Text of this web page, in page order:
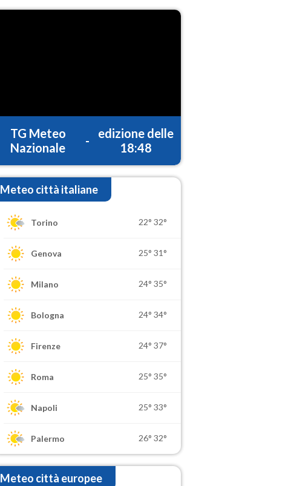
TG Meteo
Nazionale
-
edizione delle
18:48
Meteo città italiane
Torino 22° 32°
Genova 25° 31°
Milano 24° 35°
Bologna 24° 34°
Firenze 24° 37°
Roma 25° 35°
Napoli 25° 33°
Palermo 26° 32°
Meteo città europee